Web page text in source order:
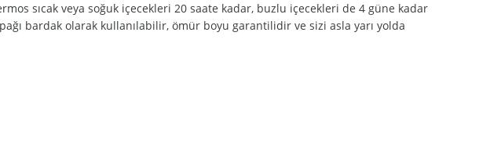
sıcak veya soğuk içecekleri 20 saate kadar, buzlu içecekleri de 4 güne kadar
bardak olarak kullanılabilir, ömür boyu garantilidir ve sizi asla yarı yolda